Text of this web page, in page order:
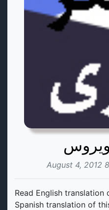
August 4, 2012
Read English translation
Spanish